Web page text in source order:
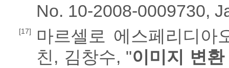
No. 10-2008-0009730,
[17]
마르셀로 에스페리디
친, 김창수, "이미지 변